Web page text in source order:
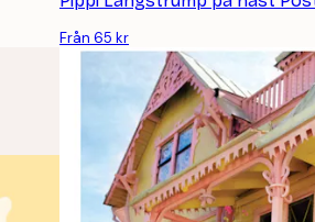
Från 65 kr